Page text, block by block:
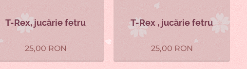
T-Rex, jucărie fetru
25,00 RON
T-Rex , jucărie fetru
25,00 RON